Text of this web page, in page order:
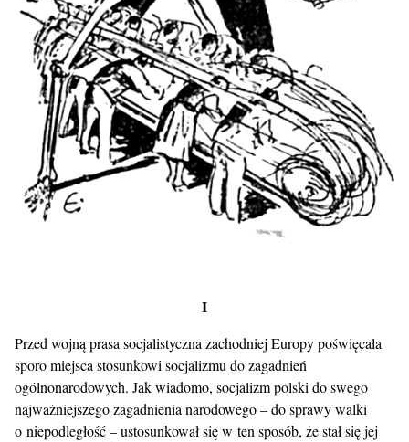
I
Przed wojną prasa socjalistyczna zachodniej Europy poświęcała
sporo miejsca stosunkowi socjalizmu do zagadnień
ogólnonarodowych. Jak wiadomo, socjalizm polski do swego
najważniejszego zagadnienia narodowego – do sprawy walki
o niepodległość – ustosunkował się w ten sposób, że stał się jej